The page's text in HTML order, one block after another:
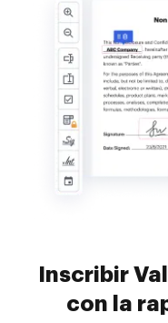
Inscribir
con la